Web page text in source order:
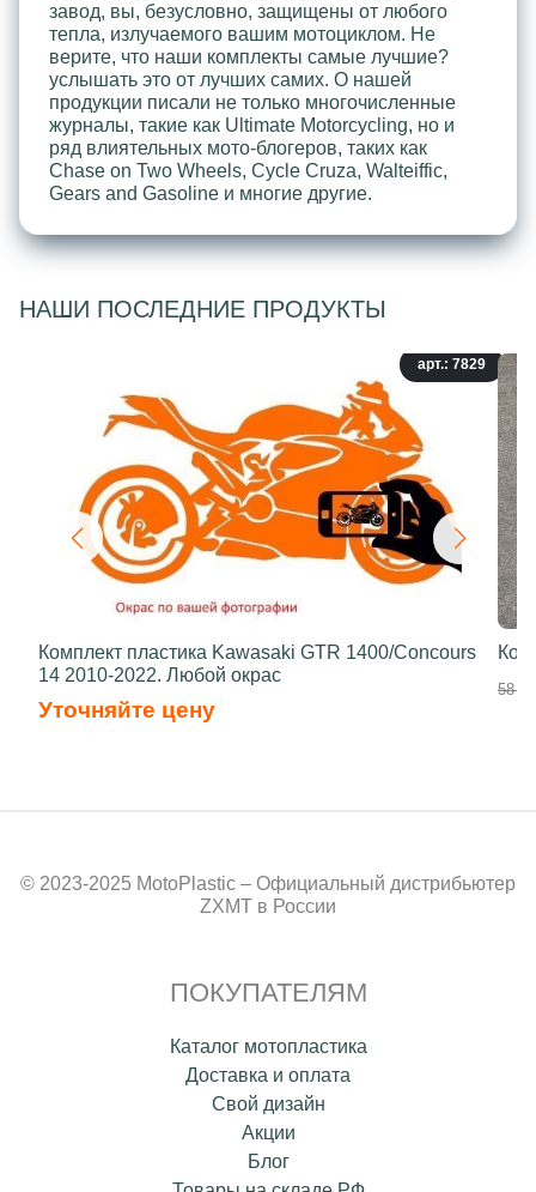
завод, вы, безусловно, защищены от любого
тепла, излучаемого вашим мотоциклом. Не
верите, что наши комплекты самые лучшие?
услышать это от лучших самих. О нашей
продукции писали не только многочисленные
журналы, такие как Ultimate Motorcycling, но и
ряд влиятельных мото-блогеров, таких как
Chase on Two Wheels, Cycle Cruza, Walteiffic,
Gears and Gasoline и многие другие.
НАШИ ПОСЛЕДНИЕ ПРОДУКТЫ
арт.: 7829
Комплект пластика Kawasaki GTR 1400/Concours
14 2010-2022. Любой окрас
Уточняйте цену
58
© 2023-2025 MotoPlastic – Официальный дистрибьютер
ZXMT в России
ПОКУПАТЕЛЯМ
Каталог мотопластика
Доставка и оплата
Свой дизайн
Акции
Блог